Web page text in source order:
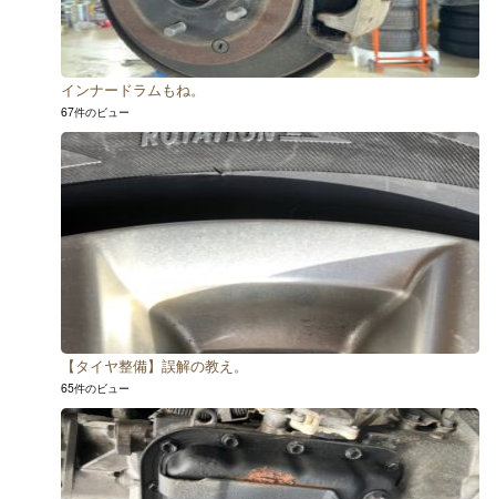
インナードラムもね。
67件のビュー
【タイヤ整備】誤解の教え。
65件のビュー